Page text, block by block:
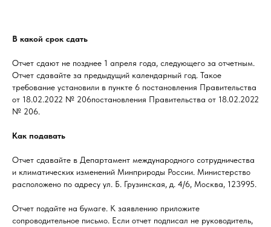
В какой срок сдать
Отчет сдают не позднее 1 апреля года, следующего за отчетным.
Отчет сдавайте за предыдущий календарный год. Такое
требование установили в пункте 6 постановления Правительства
от 18.02.2022 № 206постановления Правительства от 18.02.2022
№ 206.
Как подавать
Отчет сдавайте в Департамент международного сотрудничества
и климатических изменений Минприроды России. Министерство
расположено по адресу ул. Б. Грузинская, д. 4/6, Москва, 123995.
Отчет подайте на бумаге. К заявлению приложите
сопроводительное письмо. Если отчет подписал не руководитель,